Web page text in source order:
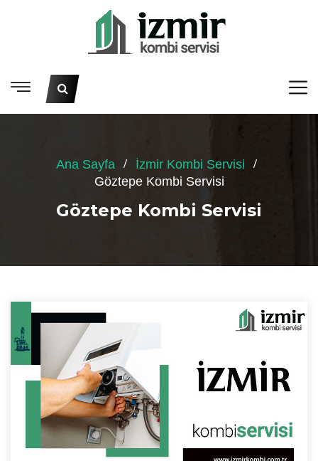
Ana Sayfa
İzmir Kombi Servisi
Göztepe Kombi Servisi
Göztepe Kombi Servisi